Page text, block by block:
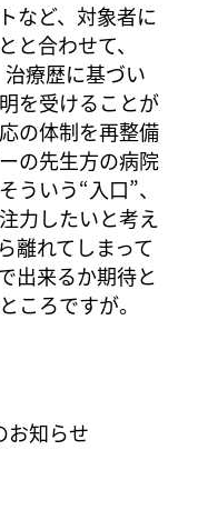
など、対象者に
と合わせて、
療歴に基づい
を受けることが
の体制を再整備
の先生方の病院
ういう“入口”、
力したいと考え
離れてしまって
出来るか期待と
ころですが。
お知らせ